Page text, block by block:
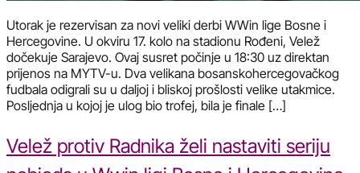
Utorak je rezervisan za novi veliki derbi WWin lige Bosne i
Hercegovine. U okviru 17. kolo na stadionu Rođeni, Velež
dočekuje Sarajevo. Ovaj susret počinje u 18:30 uz direktan
prijenos na MYTV-u. Dva velikana bosanskohercegovačkog
fudbala odigrali su u daljoj i bliskoj prošlosti velike utakmice.
Posljednja u kojoj je ulog bio trofej, bila je finale […]
Velež protiv Radnika želi nastaviti seriju